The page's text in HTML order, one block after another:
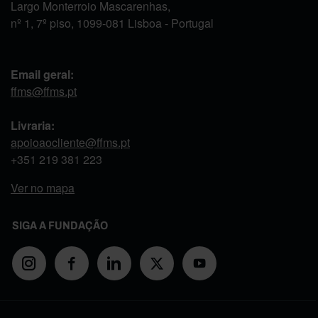
Largo Monterroio Mascarenhas,
nº 1, 7º piso, 1099-081 Lisboa - Portugal
Email geral:
ffms@ffms.pt
Livraria:
apoioaocliente@ffms.pt
+351 219 381 223
Ver no mapa
SIGA A FUNDAÇÃO